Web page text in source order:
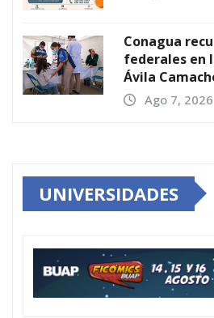
Conagua
federales en
Ávila
Ago 7, 2026
UNIVERSIDADES